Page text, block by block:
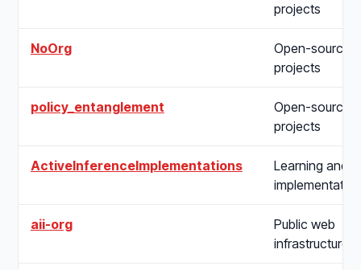
projects
NoOrg
Open-source
projects
policy_entanglement
Open-source
projects
ActiveInferenceImplementations
Learning and
aii-org
Public web
infrastructure